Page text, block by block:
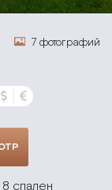
7 фотографий
8 спален